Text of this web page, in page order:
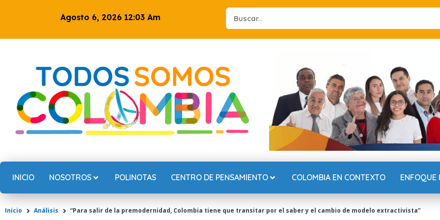
Agosto 6, 2026 12:03 Am
Search
...
INICIO NOSOTROS POLINOTAS CENTRO DE PENSAMIENTO COLOMBIA EN CONTEXTO ENFOQUE
Inicio Análisis “Para salir de la premodernidad, Colombia tiene que transitar por el saber y el cambio de modelo extractivista”